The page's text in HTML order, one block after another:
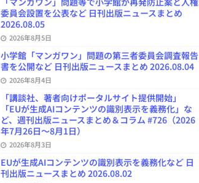
委員会設置を公表など 日刊出版ニュースまとめ
2026.08.05
2026年8月5日
小学館「マンガワン」問題の第三者委員会調査報告
書を公開など 日刊出版ニュースまとめ 2026.08.04
2026年8月4日
「講談社、著者向けポータルサイト提供開始」
「EUが生成AIコンテンツの識別表示を義務化」な
ど、週刊出版ニュースまとめ＆コラム #726（2026
年7月26日～8月1日）
2026年8月3日
EUが生成AIコンテンツの識別表示を義務化など 日
刊出版ニュースまとめ 2026.08.02